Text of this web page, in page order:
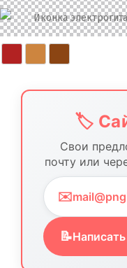
Фото без фона
🏷️
Свои
почту или
✉️
📝